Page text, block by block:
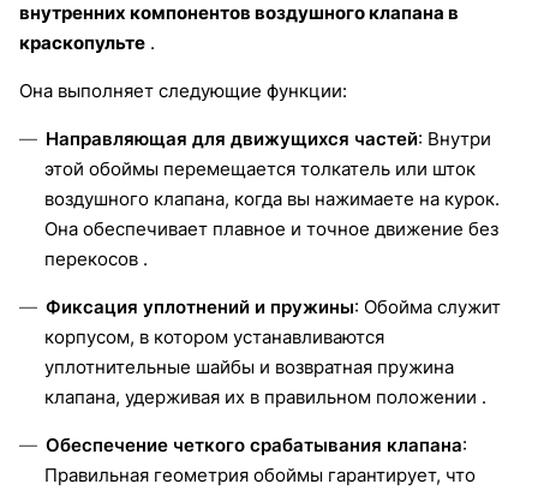
внутренних компонентов воздушного клапана в
краскопульте .
Она выполняет следующие функции:
Направляющая для движущихся частей: Внутри
этой обоймы перемещается толкатель или шток
воздушного клапана, когда вы нажимаете на курок.
Она обеспечивает плавное и точное движение без
перекосов .
Фиксация уплотнений и пружины: Обойма служит
корпусом, в котором устанавливаются
уплотнительные шайбы и возвратная пружина
клапана, удерживая их в правильном положении .
Обеспечение четкого срабатывания клапана:
Правильная геометрия обоймы гарантирует, что